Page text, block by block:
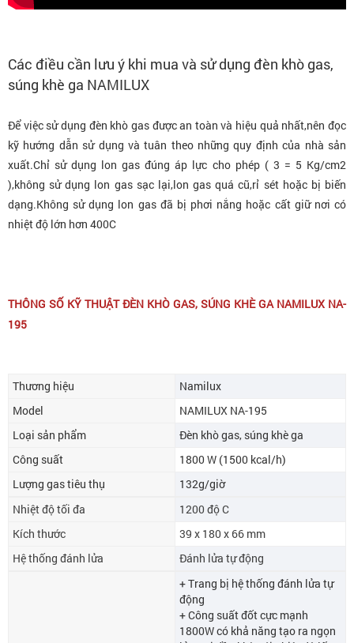
Các điều cần lưu ý khi mua và sử dụng đèn khò gas,
súng khè ga NAMILUX
Để việc sử dụng đèn khò gas được an toàn và hiệu quả nhất,nên đọc
kỹ hướng dẫn sử dụng và tuân theo những quy định của nhà sản
xuất.Chỉ sử dụng lon gas đúng áp lực cho phép ( 3 = 5 Kg/cm2
),không sử dụng lon gas sạc lại,lon gas quá cũ,rỉ sét hoặc bị biến
dạng.Không sử dụng lon gas đã bị phơi nắng hoặc cất giữ nơi có
nhiệt độ lớn hơn 400C
THÔNG SỐ KỸ THUẬT ĐÈN KHÒ GAS, SÚNG KHÈ GA NAMILUX NA-
195
Thương hiệu
Namilux
Model
NAMILUX NA-195
Loại sản phẩm
Đèn khò gas, súng khè ga
Công suất
1800 W (1500 kcal/h)
Lượng gas tiêu thụ
132g/giờ
Nhiệt độ tối đa
1200 độ C
Kích thước
39 x 180 x 66 mm
Hệ thống đánh lửa
Đánh lửa tự động
+ Trang bị hệ thống đánh lửa tự
động
+ Công suất đốt cực mạnh
1800W có khả năng tạo ra ngọn